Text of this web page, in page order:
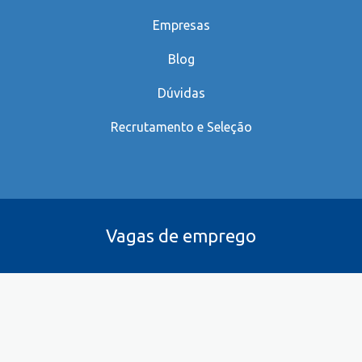
Empresas
Blog
Dúvidas
Recrutamento e Seleção
Vagas de emprego